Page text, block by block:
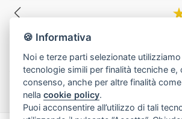
Vengo dalla Germania e ho fatto realizzare qui
orista del negozio di fiori ha fatto un lavoro
Beate Boni|Ultima modifica: 2
Lascia una recensione
🍪 Informativa
Noi e terze parti selezionate
tecnologie simili per finalità tecniche e,
consenso, anche per altre finalità
nellacookie policy.
Puoi acconsentire all’utilizzo di tali